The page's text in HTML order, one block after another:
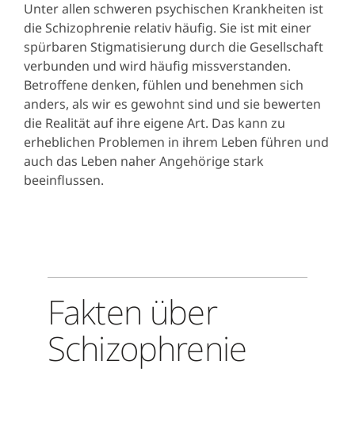
Unter allen schweren psychischen Krankheiten ist
die Schizophrenie relativ häufig. Sie ist mit einer
spürbaren Stigmatisierung durch die Gesellschaft
verbunden und wird häufig missverstanden.
Betroffene denken, fühlen und benehmen sich
anders, als wir es gewohnt sind und sie bewerten
die Realität auf ihre eigene Art. Das kann zu
erheblichen Problemen in ihrem Leben führen und
auch das Leben naher Angehörige stark
beeinflussen.
Fakten über
Schizophrenie